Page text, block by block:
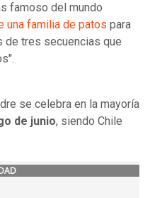
famoso del mundo
una familia de patos para
de tres secuencias que
se celebra en la mayoría
de junio, siendo Chile